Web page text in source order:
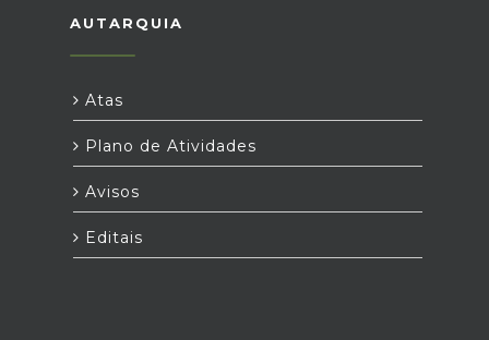
AUTARQUIA
Atas
Plano de Atividades
Avisos
Editais